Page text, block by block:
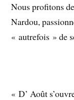
Nous profitons
Nardou,
« autrefois » de
« D’ Août